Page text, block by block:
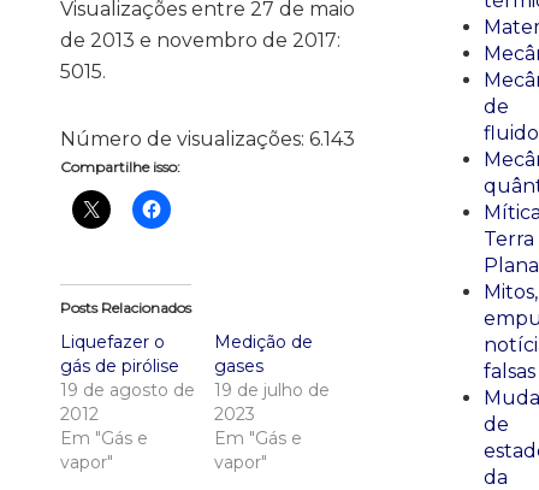
Visualizações entre 27 de maio
de 2013 e novembro de 2017:
5015.
Número de visualizações: 6.143
Compartilhe isso:
Posts Relacionados
Liquefazer o
gás de pirólise
19 de agosto de
2012
Em "Gás e
vapor"
Medição de
gases
19 de julho de
2023
Em "Gás e
vapor"
de
Terra
Plana
Mitos,
falsas
de
da